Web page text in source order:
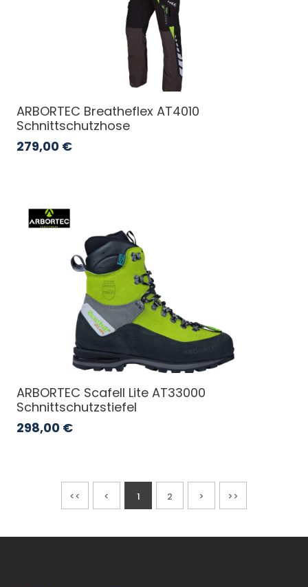
ARBORTEC Breatheflex AT4010
Schnittschutzhose
279,00 €
ARBORTEC Scafell Lite AT33000
Schnittschutzstiefel
298,00 €
<< < 1 2 > >>